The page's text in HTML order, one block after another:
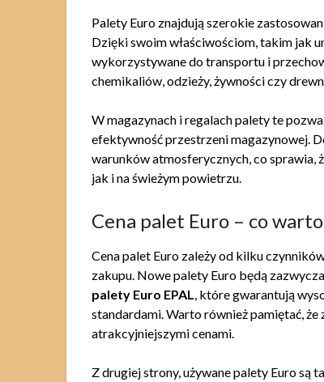
Palety Euro znajdują szerokie
Dzięki swoim właściwościom, takim jak
wykorzystywane do transportu i
chemikaliów, odzieży, żywności czy
W magazynach i regalach palety te
efektywność przestrzeni magazynowej.
warunków atmosferycznych, co sprawia,
jak i na świeżym powietrzu.
Cena palet Euro – co
Cena palet Euro zależy od kilku
zakupu. Nowe palety Euro będą
palety Euro EPAL
, które gwarantują
standardami. Warto również pamiętać,
atrakcyjniejszymi cenami.
Z drugiej strony, używane palety Euro są